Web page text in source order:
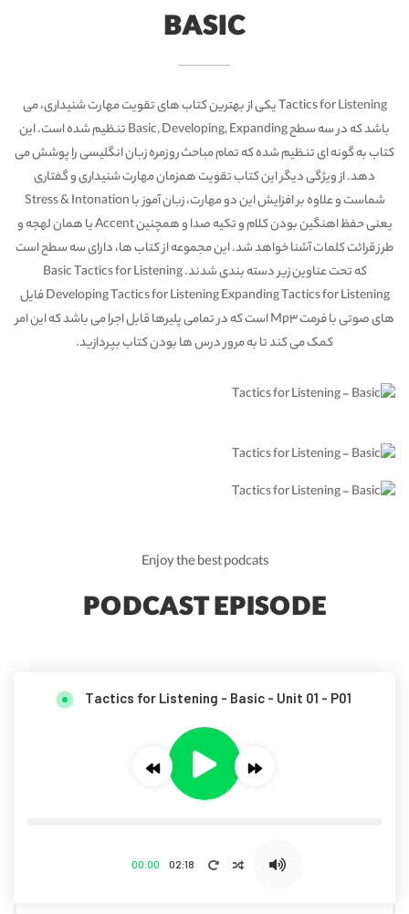
BASIC
Tactics for Listening یکی از بهترین کتاب های تقویت مهارت شنیداری، می
باشد که در سه سطح Basic, Developing, Expanding تنظیم شده است. این
کتاب به گونه ای تنظیم شده که تمام مباحث روزمره زبان انگلیسی را پوشش می
دهد. از ویژگی دیگر این کتاب تقویت همزمان مهارت شنیداری و گفتاری
شماست و علاوه بر افزایش این دو مهارت، زبان آموز با Stress & Intonation
یعنی حفظ اهنگین بودن کلام و تکیه صدا و همچنین Accent یا همان لهجه و
طرز قرائت کلمات آشنا خواهد شد. این مجموعه از کتاب ها، دارای سه سطح است
که تحت عناوین زیر دسته بندی شدند. Basic Tactics for Listening
Developing Tactics for Listening Expanding Tactics for Listening فایل
های صوتی با فرمت Mp3 است که در تمامی پلیرها قابل اجرا می باشد که این امر
کمک می کند تا به مرور درس ها بودن کتاب بپردازید.
Enjoy the best podcats
PODCAST EPISODE
Tactics for Listening - Basic - Unit 01 - P01
00:00 02:18